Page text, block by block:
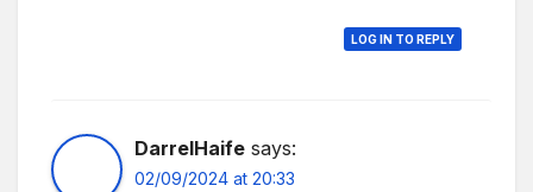
LOG IN TO REPLY
DarrelHaife says:
02/09/2024 at 20:33